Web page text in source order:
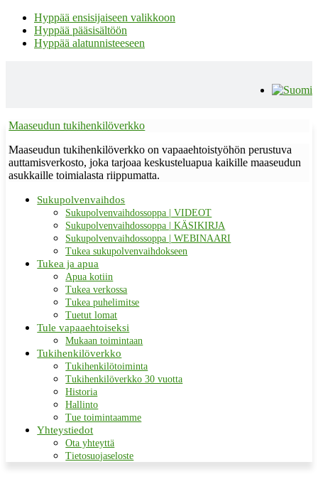
Hyppää ensisijaiseen valikkoon
Hyppää pääsisältöön
Hyppää alatunnisteeseen
Maaseudun tukihenkilöverkko
Maaseudun tukihenkilöverkko on vapaaehtoistyöhön perustuva
auttamisverkosto, joka tarjoaa keskusteluapua kaikille maaseudun
asukkaille toimialasta riippumatta.
Sukupolvenvaihdos
Sukupolvenvaihdossoppa | VIDEOT
Sukupolvenvaihdossoppa | KÄSIKIRJA
Sukupolvenvaihdossoppa | WEBINAARI
Tukea sukupolvenvaihdokseen
Tukea ja apua
Apua kotiin
Tukea verkossa
Tukea puhelimitse
Tuetut lomat
Tule vapaaehtoiseksi
Mukaan toimintaan
Tukihenkilöverkko
Tukihenkilötoiminta
Tukihenkilöverkko 30 vuotta
Historia
Hallinto
Tue toimintaamme
Yhteystiedot
Ota yhteyttä
Tietosuojaseloste